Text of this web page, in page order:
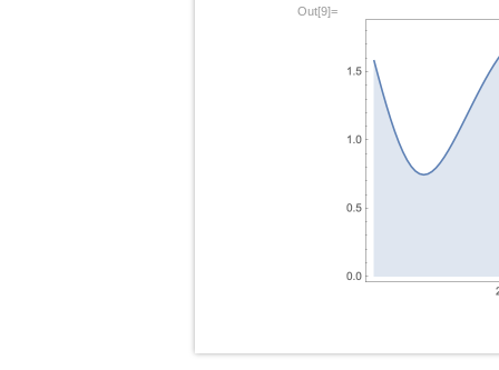
Out[9]=